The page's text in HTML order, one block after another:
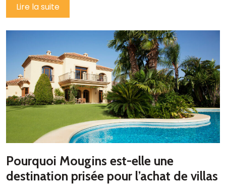
Lire la suite
Pourquoi Mougins est-elle une
destination prisée pour l’achat de villas